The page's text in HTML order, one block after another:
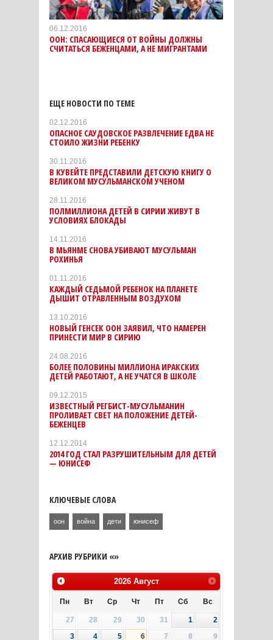
06.12.2016
ООН: СПАСАЮЩИЕСЯ ОТ ВОЙНЫ ДОЛЖНЫ
СЧИТАТЬСЯ БЕЖЕНЦАМИ, А НЕ МИГРАНТАМИ
ЕЩЕ НОВОСТИ ПО ТЕМЕ
02.12.2016
ОПАСНОЕ САУДОВСКОЕ РАЗВЛЕЧЕНИЕ ЕДВА НЕ
СТОИЛО ЖИЗНИ РЕБЕНКУ
30.11.2016
В КУВЕЙТЕ ПРЕДСТАВИЛИ ДЕТСКУЮ КНИГУ О
ВЕЛИКОМ МУСУЛЬМАНСКОМ УЧЕНОМ
28.11.2016
ПОЛМИЛЛИОНА ДЕТЕЙ В СИРИИ ЖИВУТ В
УСЛОВИЯХ БЛОКАДЫ
14.11.2016
В МЬЯНМЕ СНОВА УБИВАЮТ МУСУЛЬМАН
РОХИНЬЯ
01.11.2016
КАЖДЫЙ СЕДЬМОЙ РЕБЕНОК НА ПЛАНЕТЕ
ДЫШИТ ОТРАВЛЕННЫМ ВОЗДУХОМ
13.10.2016
НОВЫЙ ГЕНСЕК ООН ЗАЯВИЛ, ЧТО НАМЕРЕН
ПРИНЕСТИ МИР В СИРИЮ
24.08.2016
БОЛЕЕ ПОЛОВИНЫ МИЛЛИОНА ИРАКСКИХ
ДЕТЕЙ РАБОТАЮТ, А НЕ УЧАТСЯ В ШКОЛЕ
09.12.2015
ИЗВЕСТНЫЙ РЕГБИСТ-МУСУЛЬМАНИН
ПРОЛИВАЕТ СВЕТ НА ПОЛОЖЕНИЕ ДЕТЕЙ-
БЕЖЕНЦЕВ
12.12.2014
2014 ГОД СТАЛ РАЗРУШИТЕЛЬНЫМ ДЛЯ ДЕТЕЙ
— ЮНИСЕФ
КЛЮЧЕВЫЕ СЛОВА
оон война дети юнисеф
АРХИВ РУБРИКИ «»
2026 Август
Пн Вт Ср Чт Пт Сб Вс
27 28 29 30 31 1
2
3
4 5 6 7 8
9